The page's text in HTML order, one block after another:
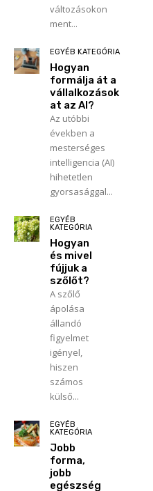
változásokon
ment...
EGYÉB KATEGÓRIA
Hogyan
formálja át a
vállalkozások
at az AI?
Az utóbbi
években a
mesterséges
intelligencia (AI)
hihetetlen
gyorsasággal...
EGYÉB
KATEGÓRIA
Hogyan
és mivel
fújjuk a
szőlőt?
A szőlő
ápolása
állandó
figyelmet
igényel,
hiszen
számos
külső...
EGYÉB
KATEGÓRIA
Jobb
forma,
jobb
egészség